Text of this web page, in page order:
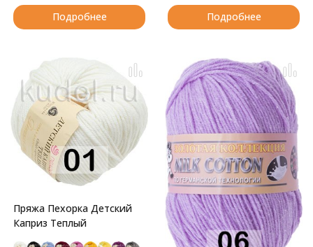
Подробнее Подробнее
Пряжа Пехорка Детский
Каприз Теплый